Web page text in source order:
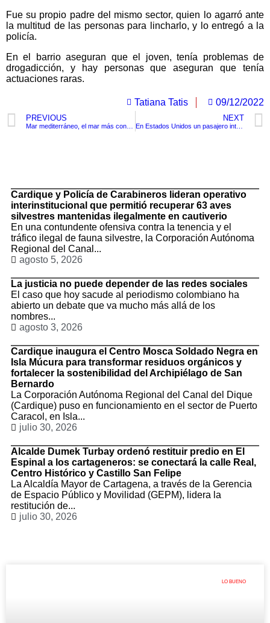
Fue su propio padre del mismo sector, quien lo agarró ante
la multitud de las personas para lincharlo, y lo entregó a la
policía.
En el barrio aseguran que el joven, tenía problemas de
drogadicción, y hay personas que aseguran que tenía
actuaciones raras.
Tatiana Tatis 09/12/2022
PREVIOUS NEXT
En Estados Unidos un pasajero intento llevar a su mascota oculta en el equipaje de mano
Cardique y Policía de Carabineros lideran operativo
interinstitucional que permitió recuperar 63 aves
silvestres mantenidas ilegalmente en cautiverio
En una contundente ofensiva contra la tenencia y el
tráfico ilegal de fauna silvestre, la Corporación Autónoma
Regional del Canal...
agosto 5, 2026
La justicia no puede depender de las redes sociales
El caso que hoy sacude al periodismo colombiano ha
abierto un debate que va mucho más allá de los
nombres...
agosto 3, 2026
Cardique inaugura el Centro Mosca Soldado Negra en
Isla Múcura para transformar residuos orgánicos y
fortalecer la sostenibilidad del Archipiélago de San
Bernardo
La Corporación Autónoma Regional del Canal del Dique
(Cardique) puso en funcionamiento en el sector de Puerto
Caracol, en Isla...
julio 30, 2026
Alcalde Dumek Turbay ordenó restituir predio en El
Espinal a los cartageneros: se conectará la calle Real,
Centro Histórico y Castillo San Felipe
La Alcaldía Mayor de Cartagena, a través de la Gerencia
de Espacio Público y Movilidad (GEPM), lidera la
restitución de...
julio 30, 2026
LO BUENO